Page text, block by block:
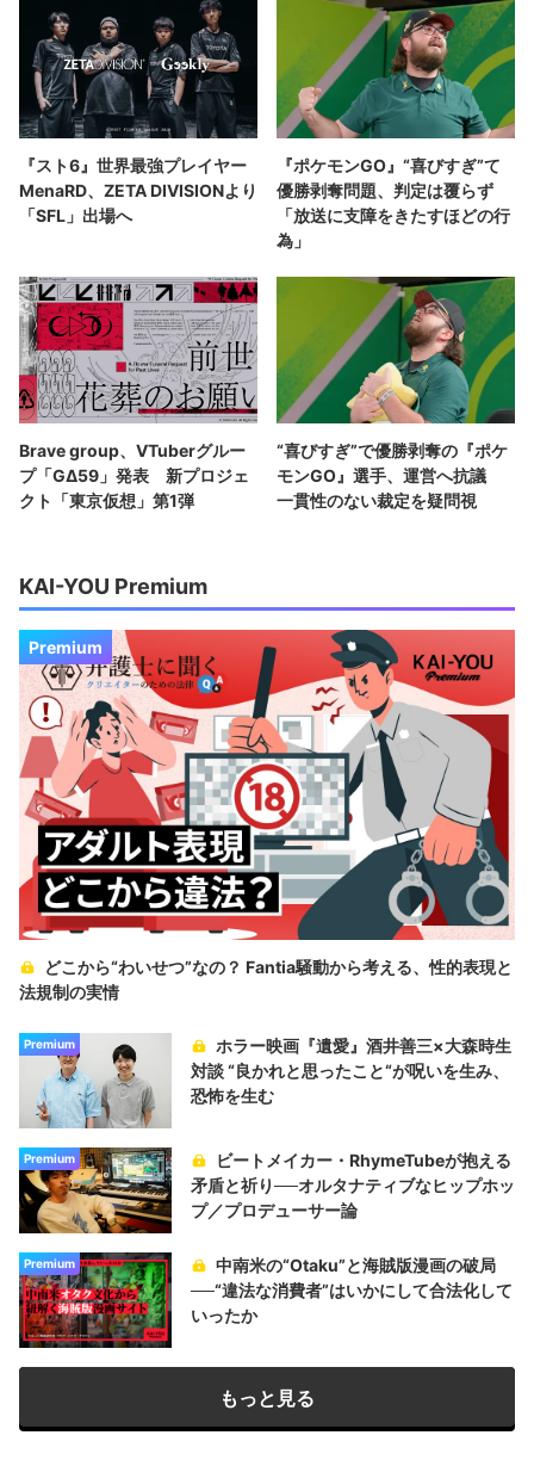
『スト6』世界最強プレイヤー
MenaRD、ZETA DIVISIONより
「SFL」出場へ
『ポケモンGO』“喜びすぎ”て
優勝剥奪問題、判定は覆らず
「放送に支障をきたすほどの行
為」
Brave group、VTuberグルー
プ「GΔ59」発表 新プロジェ
クト「東京仮想」第1弾
“喜びすぎ”で優勝剥奪の『ポケ
モンGO』選手、運営へ抗議
一貫性のない裁定を疑問視
KAI-YOU Premium
Premium
どこから“わいせつ”なの？ Fantia騒動から考える、性的表現と
法規制の実情
Premium
ホラー映画『遺愛』酒井善三×大森時生
対談 “良かれと思ったこと“が呪いを生み、
恐怖を生む
Premium
ビートメイカー・RhymeTubeが抱える
矛盾と祈り──オルタナティブなヒップホッ
プ／プロデューサー論
Premium
中南米の“Otaku”と海賊版漫画の破局
──“違法な消費者”はいかにして合法化して
いったか
もっと見る